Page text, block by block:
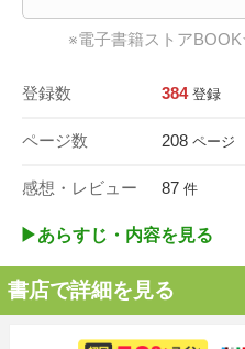
※電子書籍ストア
登録数 384 登録
ページ数 208 ページ
感想・レビュー 87 件
▶︎あらすじ・内容を見る
書店で詳細を見る